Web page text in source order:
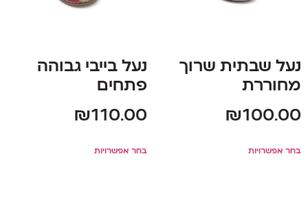
נעל שבתית שרוך
מחוררת
₪100.00
בחר אפשרויות
נעל בייבי גבוהה
פתחים
₪110.00
בחר אפשרויות